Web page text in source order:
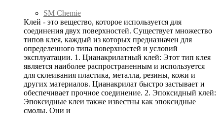
SM Chemie
Клей - это вещество, которое используется для
соединения двух поверхностей. Существует множество
типов клея, каждый из которых предназначен для
определенного типа поверхностей и условий
эксплуатации. 1. Цианакрилатный клей: Этот тип клея
является наиболее распространенным и используется
для склеивания пластика, металла, резины, кожи и
других материалов. Цианакрилат быстро застывает и
обеспечивает прочное соединение. 2. Эпоксидный клей:
Эпоксидные клеи также известны как эпоксидные
смолы. Они и